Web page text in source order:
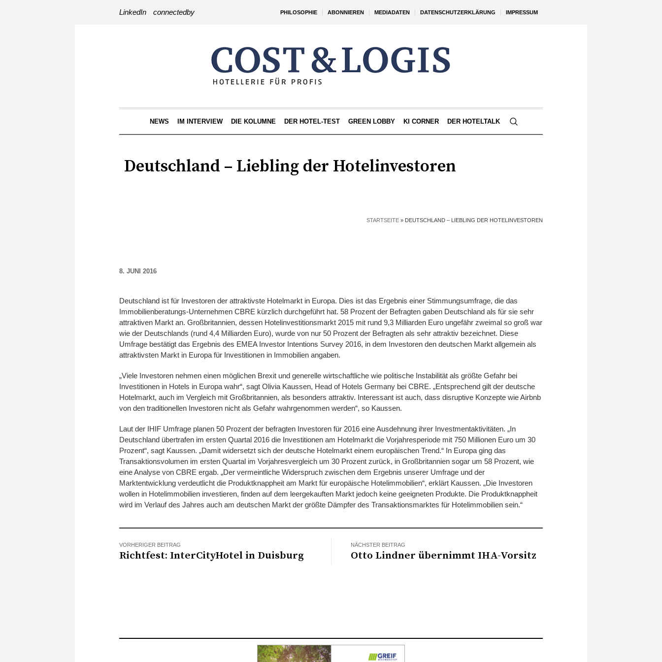
PHILOSOPHIE ABONNIEREN MEDIADATEN DATENSCHUTZERKLÄRUNG IMPRESSUM
LinkedIn connectedby
NEWS IM INTERVIEW DIE KOLUMNE DER HOTEL-TEST GREEN LOBBY KI CORNER DER HOTELTALK
Deutschland – Liebling der Hotelinvestoren
STARTSEITE » DEUTSCHLAND – LIEBLING DER HOTELINVESTOREN
8. JUNI 2016
Deutschland ist für Investoren der attraktivste Hotelmarkt in Europa. Dies ist das Ergebnis einer Stimmungsumfrage, die das
Immobilienberatungs-Unternehmen CBRE kürzlich durchgeführt hat. 58 Prozent der Befragten gaben Deutschland als für sie sehr
attraktiven Markt an. Großbritannien, dessen Hotelinvestitionsmarkt 2015 mit rund 9,3 Milliarden Euro ungefähr zweimal so groß war
wie der Deutschlands (rund 4,4 Milliarden Euro), wurde von nur 50 Prozent der Befragten als sehr attraktiv bezeichnet. Diese
Umfrage bestätigt das Ergebnis des EMEA Investor Intentions Survey 2016, in dem Investoren den deutschen Markt allgemein als
attraktivsten Markt in Europa für Investitionen in Immobilien angaben.
„Viele Investoren nehmen einen möglichen Brexit und generelle wirtschaftliche wie politische Instabilität als größte Gefahr bei
Investitionen in Hotels in Europa wahr“, sagt Olivia Kaussen, Head of Hotels Germany bei CBRE. „Entsprechend gilt der deutsche
Hotelmarkt, auch im Vergleich mit Großbritannien, als besonders attraktiv. Interessant ist auch, dass disruptive Konzepte wie Airbnb
von den traditionellen Investoren nicht als Gefahr wahrgenommen werden“, so Kaussen.
Laut der IHIF Umfrage planen 50 Prozent der befragten Investoren für 2016 eine Ausdehnung ihrer Investmentaktivitäten. „In
Deutschland übertrafen im ersten Quartal 2016 die Investitionen am Hotelmarkt die Vorjahresperiode mit 750 Millionen Euro um 30
Prozent“, sagt Kaussen. „Damit widersetzt sich der deutsche Hotelmarkt einem europäischen Trend.“ In Europa ging das
Transaktionsvolumen im ersten Quartal im Vorjahresvergleich um 30 Prozent zurück, in Großbritannien sogar um 58 Prozent, wie
eine Analyse von CBRE ergab. „Der vermeintliche Widerspruch zwischen dem Ergebnis unserer Umfrage und der
Marktentwicklung verdeutlicht die Produktknappheit am Markt für europäische Hotelimmobilien“, erklärt Kaussen. „Die Investoren
wollen in Hotelimmobilien investieren, finden auf dem leergekauften Markt jedoch keine geeigneten Produkte. Die Produktknappheit
wird im Verlauf des Jahres auch am deutschen Markt der größte Dämpfer des Transaktionsmarktes für Hotelimmobilien sein.“
VORHERIGER BEITRAG
Richtfest: InterCityHotel in Duisburg
NÄCHSTER BEITRAG
Otto Lindner übernimmt IHA-Vorsitz